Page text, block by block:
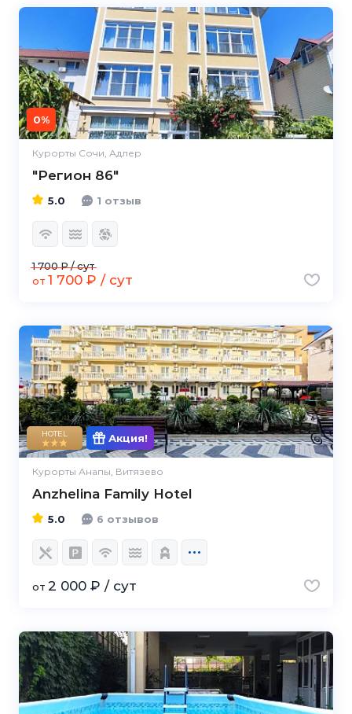
0%
Курорты Сочи, Адлер
"Регион 86"
5.0 1 отзыв
1 700 ₽ / сут
от 1 700 ₽ / сут
HOTEL Акция!
Курорты Анапы, Витязево
Anzhelina Family Hotel
5.0
5.0 6 отзывов
от 2 000 ₽ / сут
5.0